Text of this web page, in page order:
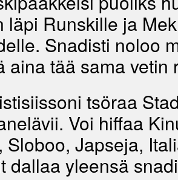
läpi Runskille ja
Snadisti noloo
aina tää sama vetin
tsöraa
Voi hiffaa
Sloboo, Japseja,
dallaa yleensä